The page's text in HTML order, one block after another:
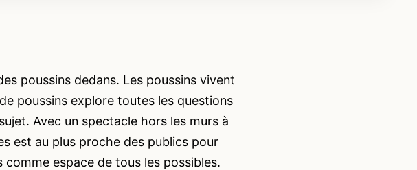
poussins dedans. Les poussins vivent
poussins explore toutes les questions
Avec un spectacle hors les murs à
est au plus proche des publics pour
comme espace de tous les possibles.